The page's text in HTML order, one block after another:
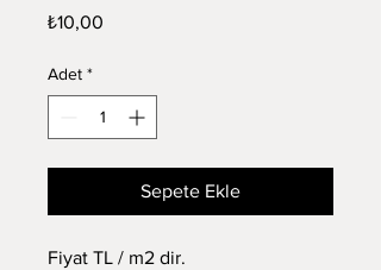
₺10,00
Adet *
Sepete Ekle
Fiyat TL / m2 dir.